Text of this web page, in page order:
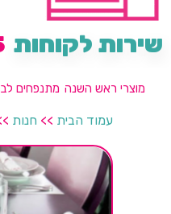
שירות לקוחות
מוצרי ראש השנה מתנפחים
עמוד הבית >> חנות